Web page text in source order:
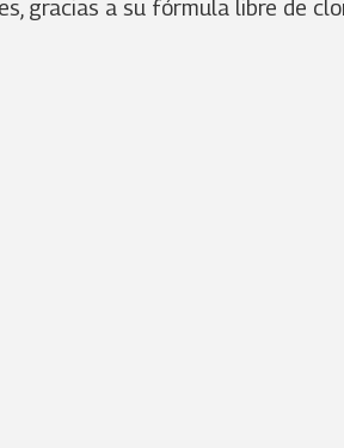
gracias a su fórmula libre de